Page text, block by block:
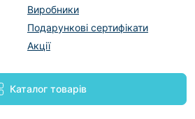
Виробники
Подарункові сертифікати
Акції
Каталог товарів